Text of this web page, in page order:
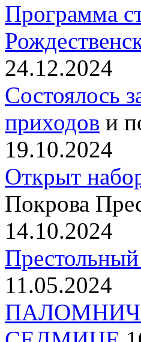
Программа
24.12.2024
Состоялось
приходов и
19.10.2024
Открыт
Покрова
14.10.2024
11.05.2024